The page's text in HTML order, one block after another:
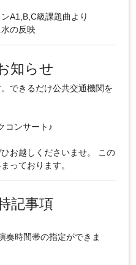
A1,B,C級課題曲より
の反映
知らせ
できるだけ公共交通機関を
コンサート♪
お越しくださいませ。 この
っております。
記事項
奏時間帯の指定ができま